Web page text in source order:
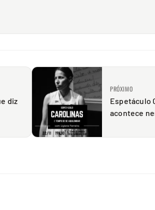
diz
PRÓXIMO
Espetáculo
acontece